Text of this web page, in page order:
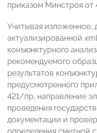
приказом Минстроя от
Учитывая изложенное,
актуализированной
конъюнктурного
рекомендуемого
результатов
предусмотренного
421/пр, направление
проведения
документации и